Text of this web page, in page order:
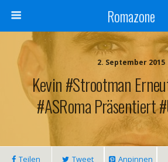
Romazone
2. September 2015
Kevin #Strootman
#ASRoma Präsentiert
Teilen Tweet Anpinnen